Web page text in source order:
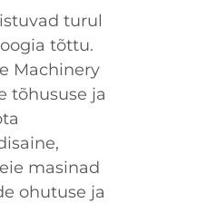
turul
tõttu.
Machinery
tõhususe ja
masinad
ohutuse ja